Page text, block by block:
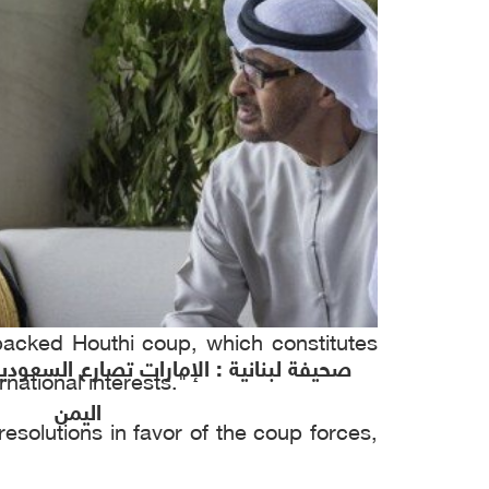
to "appease" the Houthis
he called "coup forces, militias and
of the country against Britain: "We
resolutions, in particular
Houthi coup, which constitutes
interests."
in favor of the coup forces,
صحيفة لبنانية : الإمارات تصارع
اليمن